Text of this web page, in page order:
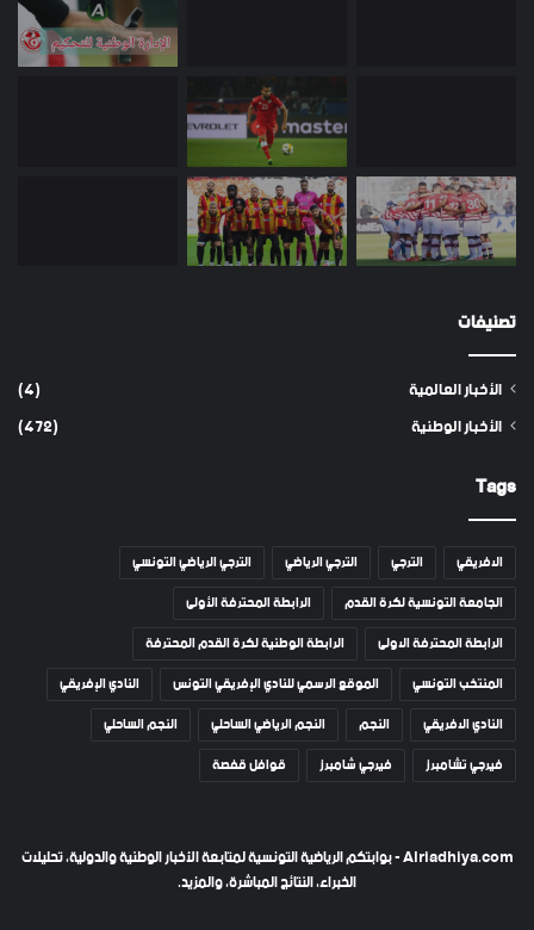
تصنيفات
الأخبار العالمية
(4)
الأخبار الوطنية
(472)
Tags
الافريقي الترجي الترجي الرياضي
الترجي الرياضي التونسي
الجامعة التونسية لكرة القدم
الرابطة المحترفة الأولى
الرابطة المحترفة الاولى
الرابطة الوطنية لكرة القدم المحترفة
المنتخب التونسي
الموقع الرسمي للنادي الإفريقي التونس
النادي الإفريقي
النادي الافريقي
النجم النجم الرياضي الساحلي
النجم الساحلي
فيرجي تشامبرز
فيرجي شامبرز قوافل قفصة
Alriadhiya.com - بوابتكم الرياضية التونسية لمتابعة الأخبار الوطنية والدولية، تحليلات
الخبراء، النتائج المباشرة، والمزيد.